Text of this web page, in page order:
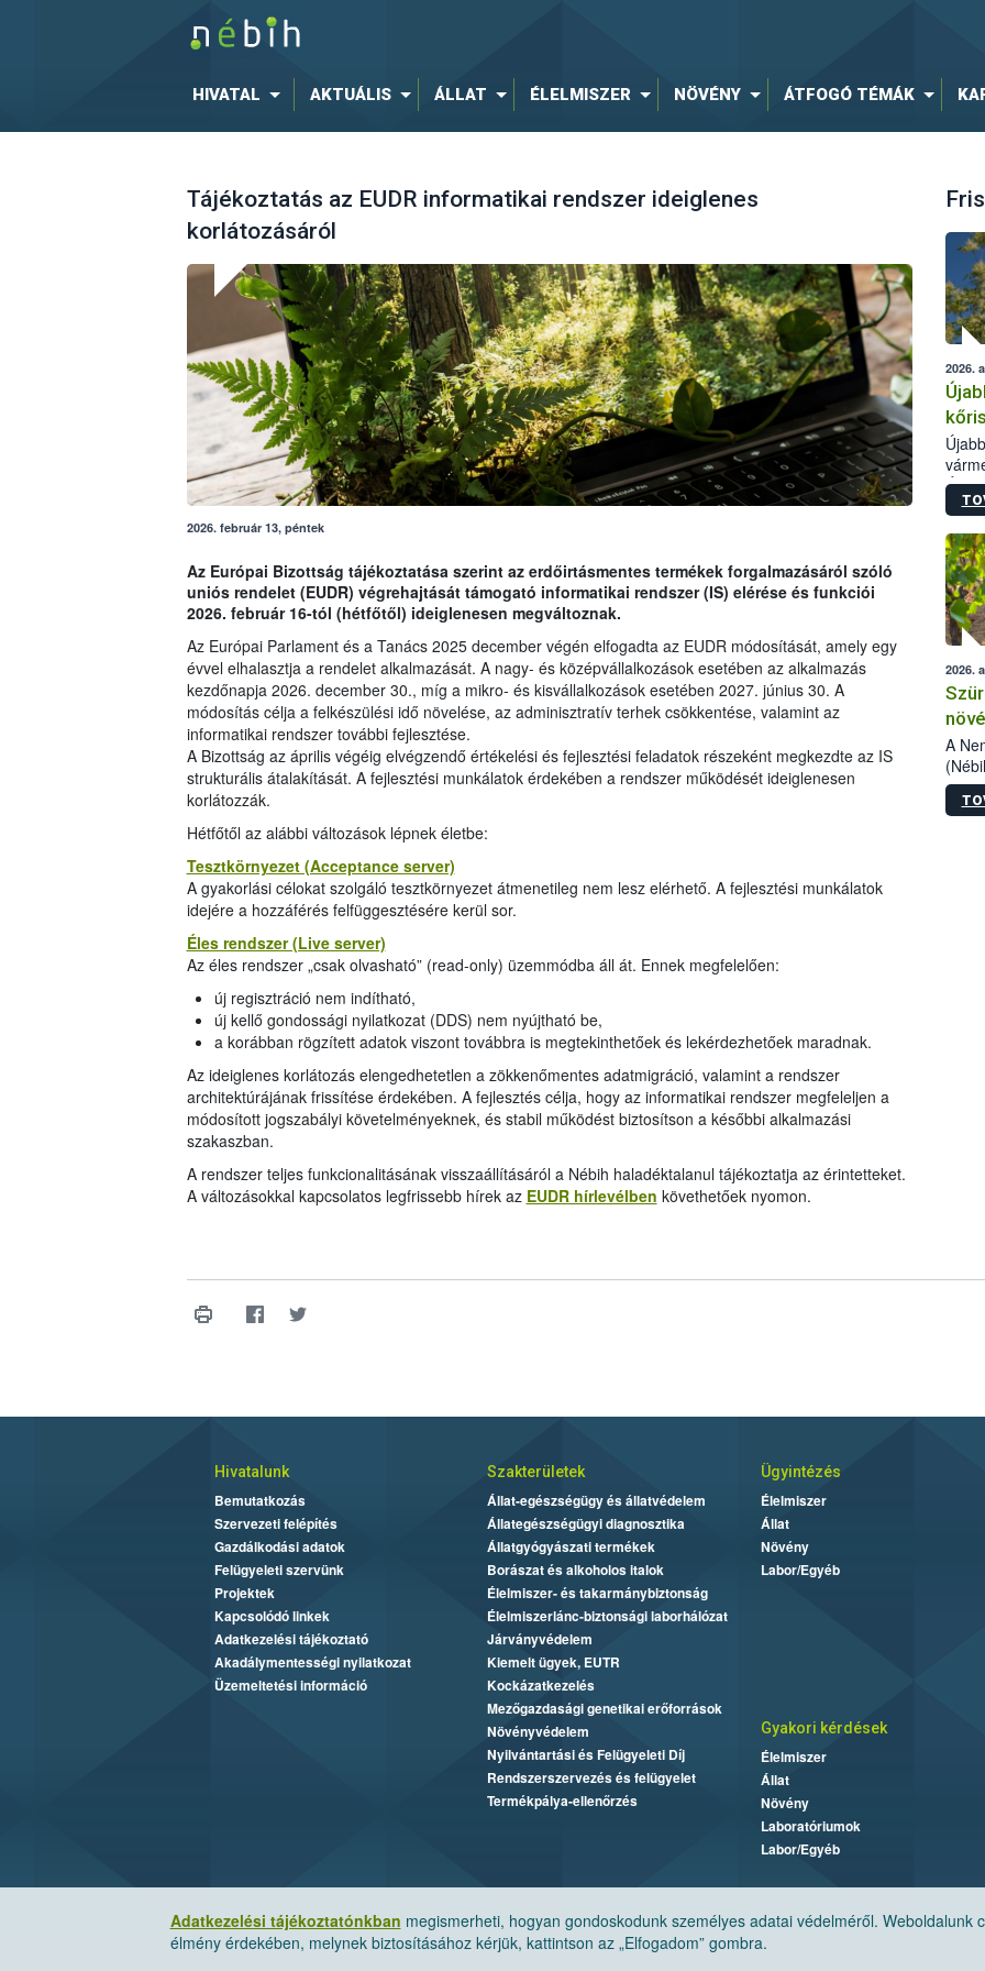
HIVATAL AKTUÁLIS ÁLLAT ÉLELMISZER NÖVÉNY ÁTFOGÓ TÉMÁK
Tájékoztatás az EUDR informatikai rendszer ideiglenes
korlátozásáról
2026. február 13, péntek
Az Európai Bizottság tájékoztatása szerint az erdőirtásmentes termékek forgalmazásáról szóló
uniós rendelet (EUDR) végrehajtását támogató informatikai rendszer (IS) elérése és funkciói
2026. február 16-tól (hétfőtől) ideiglenesen megváltoznak.
Az Európai Parlament és a Tanács 2025 december végén elfogadta az EUDR módosítását, amely egy
évvel elhalasztja a rendelet alkalmazását. A nagy- és középvállalkozások esetében az alkalmazás
kezdőnapja 2026. december 30., míg a mikro- és kisvállalkozások esetében 2027. június 30. A
módosítás célja a felkészülési idő növelése, az adminisztratív terhek csökkentése, valamint az
informatikai rendszer további fejlesztése.
A Bizottság az április végéig elvégzendő értékelési és fejlesztési feladatok részeként megkezdte az IS
strukturális átalakítását. A fejlesztési munkálatok érdekében a rendszer működését ideiglenesen
korlátozzák.
Hétfőtől az alábbi változások lépnek életbe:
Tesztkörnyezet (Acceptance server)
A gyakorlási célokat szolgáló tesztkörnyezet átmenetileg nem lesz elérhető. A fejlesztési munkálatok
idejére a hozzáférés felfüggesztésére kerül sor.
Éles rendszer (Live server)
Az éles rendszer „csak olvasható” (read-only) üzemmódba áll át. Ennek megfelelően:
új regisztráció nem indítható,
új kellő gondossági nyilatkozat (DDS) nem nyújtható be,
a korábban rögzített adatok viszont továbbra is megtekinthetőek és lekérdezhetőek maradnak.
Az ideiglenes korlátozás elengedhetetlen a zökkenőmentes adatmigráció, valamint a rendszer
architektúrájának frissítése érdekében. A fejlesztés célja, hogy az informatikai rendszer megfeleljen a
módosított jogszabályi követelményeknek, és stabil működést biztosítson a későbbi alkalmazási
szakaszban.
A rendszer teljes funkcionalitásának visszaállításáról a Nébih haladéktalanul tájékoztatja az érintetteket.
A változásokkal kapcsolatos legfrissebb hírek az EUDR hírlevélben követhetőek nyomon.
2026.
2026.
A
Adatkezelési tájékoztatónkban megismerheti, hogyan gondoskodunk személyes adatai védelméről. Weboldalunk
élmény érdekében, melynek biztosításához kérjük, kattintson az „Elfogadom” gombra.
Hivatalunk
Bemutatkozás
Szervezeti felépítés
Gazdálkodási adatok
Felügyeleti szervünk
Projektek
Kapcsolódó linkek
Adatkezelési tájékoztató
Akadálymentességi nyilatkozat
Üzemeltetési információ
Szakterületek
Állat-egészségügy és állatvédelem
Állategészségügyi diagnosztika
Állatgyógyászati termékek
Borászat és alkoholos italok
Élelmiszer- és takarmánybiztonság
Élelmiszerlánc-biztonsági laborhálózat
Járványvédelem
Kiemelt ügyek, EUTR
Kockázatkezelés
Mezőgazdasági genetikai erőforrások
Növényvédelem
Nyilvántartási és Felügyeleti Díj
Rendszerszervezés és felügyelet
Termékpálya-ellenőrzés
Ügyintézés
Élelmiszer
Állat
Növény
Labor/Egyéb
Gyakori kérdések
Élelmiszer
Állat
Növény
Laboratóriumok
Labor/Egyéb